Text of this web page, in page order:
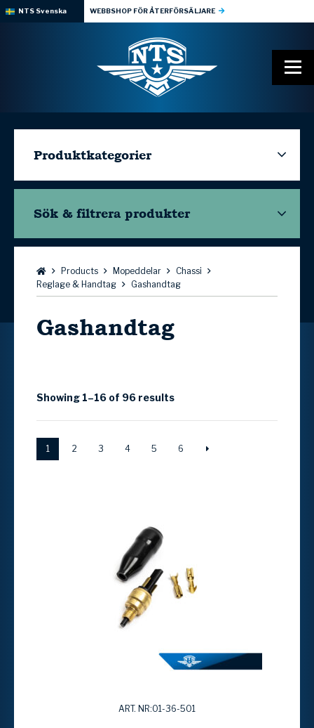
NTS Svenska WEBBSHOP FÖR ÅTERFÖRSÄLJARE
Produktkategorier
Sök & filtrera produkter
Bläddra:Products Mopeddelar
Chassi
Reglage & Handtag
Gashandtag
Gashandtag
Showing 1–16 of 96 results
1 2 3 4 5 6
ART. NR:01-36-501